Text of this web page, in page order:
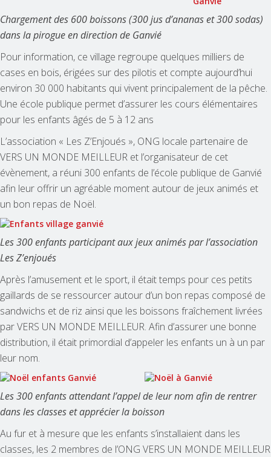
Chargement des 600 boissons (300 jus d’ananas et 300 sodas)
dans la pirogue en direction de Ganvié
Pour information, ce village regroupe quelques milliers de
cases en bois, érigées sur des pilotis et compte aujourd’hui
environ 30 000 habitants qui vivent principalement de la pêche.
Une école publique permet d’assurer les cours élémentaires
pour les enfants âgés de 5 à 12 ans
L’association « Les Z’Enjoués », ONG locale partenaire de
VERS UN MONDE MEILLEUR et l’organisateur de cet
évènement, a réuni 300 enfants de l’école publique de Ganvié
afin leur offrir un agréable moment autour de jeux animés et
un bon repas de Noël.
Les 300 enfants participant aux jeux animés par l’association
Les Z’enjoués
Après l’amusement et le sport, il était temps pour ces petits
gaillards de se ressourcer autour d’un bon repas composé de
sandwichs et de riz ainsi que les boissons fraîchement livrées
par VERS UN MONDE MEILLEUR. Afin d’assurer une bonne
distribution, il était primordial d’appeler les enfants un à un par
leur nom.
Les 300 enfants attendant l’appel de leur nom afin de rentrer
dans les classes et apprécier la boisson
Au fur et à mesure que les enfants s’installaient dans les
classes, les 2 membres de l’ONG VERS UN MONDE MEILLEUR